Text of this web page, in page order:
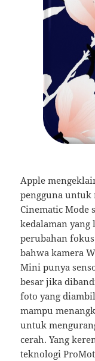
Apple
pengguna untuk
Cinematic Mode
kedalaman yang
perubahan
bahwa kamera
Mini punya
besar jika
foto yang
mampu
untuk
cerah. Yang
teknologi